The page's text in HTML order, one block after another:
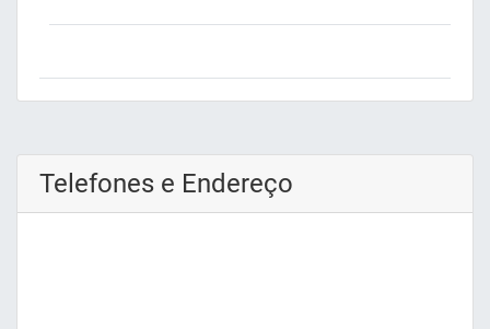
Telefones e Endereço